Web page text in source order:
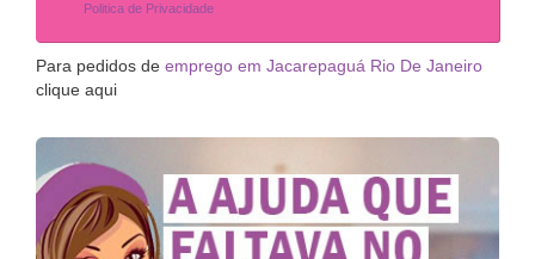
Politica de Privacidade
Para pedidos de emprego em Jacarepaguá Rio De Janeiro
clique aqui